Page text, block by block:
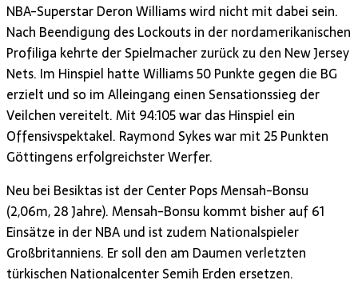
NBA-Superstar Deron Williams wird nicht mit dabei sein.
Nach Beendigung des Lockouts in der nordamerikanischen
Profiliga kehrte der Spielmacher zurück zu den New Jersey
Nets. Im Hinspiel hatte Williams 50 Punkte gegen die BG
erzielt und so im Alleingang einen Sensationssieg der
Veilchen vereitelt. Mit 94:105 war das Hinspiel ein
Offensivspektakel. Raymond Sykes war mit 25 Punkten
Göttingens erfolgreichster Werfer.
Neu bei Besiktas ist der Center Pops Mensah-Bonsu
(2,06m, 28 Jahre). Mensah-Bonsu kommt bisher auf 61
Einsätze in der NBA und ist zudem Nationalspieler
Großbritanniens. Er soll den am Daumen verletzten
türkischen Nationalcenter Semih Erden ersetzen.